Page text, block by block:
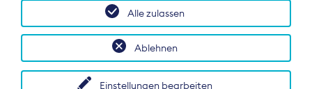
Deutschland und auf EU-Ebene.
Einstellungen bearbeiten
Ablehnen
Alle zulassen